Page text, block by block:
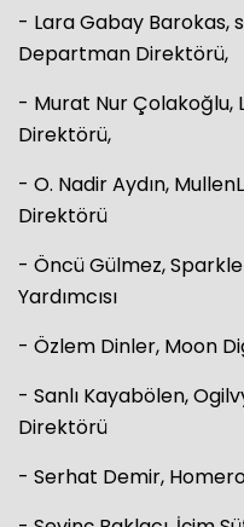
- Lara Gabay Barokas,
Departman Direktörü,
- Murat Nur Çolakoğlu,
Direktörü,
- O. Nadir Aydın,
Direktörü
- Öncü Gülmez,
Yardımcısı
- Özlem Dinler, Moon
- Sanlı Kayabölen,
Direktörü
- Serhat Demir,